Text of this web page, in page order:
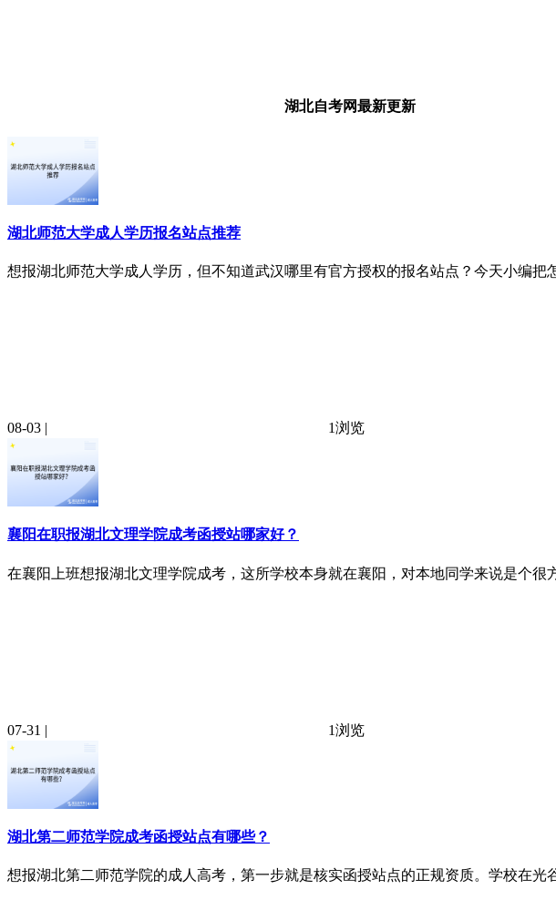
湖北自考网最新更新
湖北师范大学成人学历报名站点推荐
想报湖北师范大学成人学历，但不知道武汉哪里有官方授权的报名站点？今天小编把
08-03 | 1浏览
襄阳在职报湖北文理学院成考函授站哪家好？
在襄阳上班想报湖北文理学院成考，这所学校本身就在襄阳，对本地同学来说是个
07-31 | 1浏览
湖北第二师范学院成考函授站点有哪些？
想报湖北第二师范学院的成人高考，第一步就是核实函授站点的正规资质。学校在